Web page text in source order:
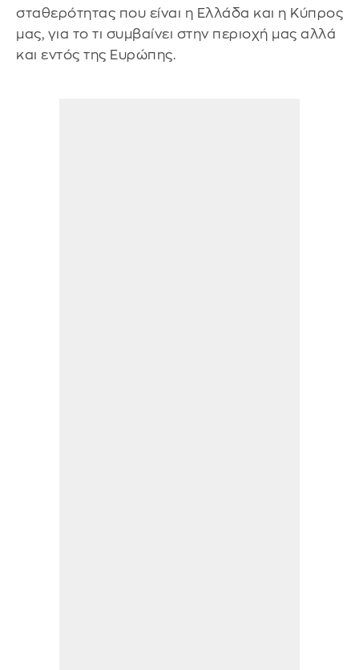
σταθερότητας που είναι η Ελλάδα και η Κύπρος
μας, για το τι συμβαίνει στην περιοχή μας αλλά
και εντός της Ευρώπης.